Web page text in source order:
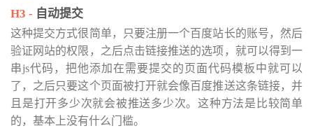
自动提交
这种提交方式很简单，只要注册一个百度站长的账号，然后
验证网站的权限，之后点击链接推送的选项，就可以得到一
串js代码，把他添加在需要提交的页面代码模板中就可以
了，之后只要这个页面被打开就会像百度推送这条链接，并
且是打开多少次就会被推送多少次。这种方法是比较简单
的，基本上没有什么门槛。